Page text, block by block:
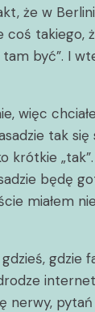
że w
takiego,
być”. I
więc
tak
krótkie
będę
miałem
gdzie
pytań